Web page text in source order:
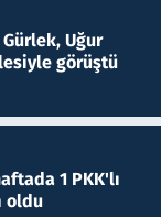
Uğur
görüştü
1 PKK'lı
oldu